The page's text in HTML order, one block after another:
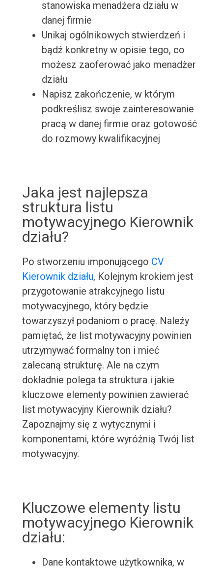
stanowiska menadżera działu w
danej firmie
Unikaj ogólnikowych stwierdzeń i
bądź konkretny w opisie tego, co
możesz zaoferować jako menadżer
działu
Napisz zakończenie, w którym
podkreślisz swoje zainteresowanie
pracą w danej firmie oraz gotowość
do rozmowy kwalifikacyjnej
Jaka jest najlepsza
struktura listu
motywacyjnego Kierownik
działu?
Po stworzeniu imponującego CV
Kierownik działu, Kolejnym krokiem jest
przygotowanie atrakcyjnego listu
motywacyjnego, który będzie
towarzyszył podaniom o pracę. Należy
pamiętać, że list motywacyjny powinien
utrzymywać formalny ton i mieć
zalecaną strukturę. Ale na czym
dokładnie polega ta struktura i jakie
kluczowe elementy powinien zawierać
list motywacyjny Kierownik działu?
Zapoznajmy się z wytycznymi i
komponentami, które wyróżnią Twój list
motywacyjny.
Kluczowe elementy listu
motywacyjnego Kierownik
działu:
Dane kontaktowe użytkownika, w